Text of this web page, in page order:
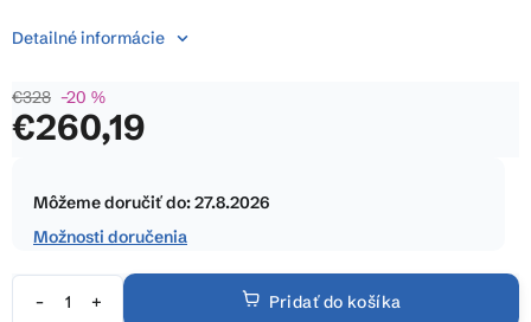
produktu
0,0
z
€328 –20 %
€260,19
cena:
Môžeme doručiť do:27.8.2026
Možnosti doručenia
Pridať do košíka
Detailné informácie